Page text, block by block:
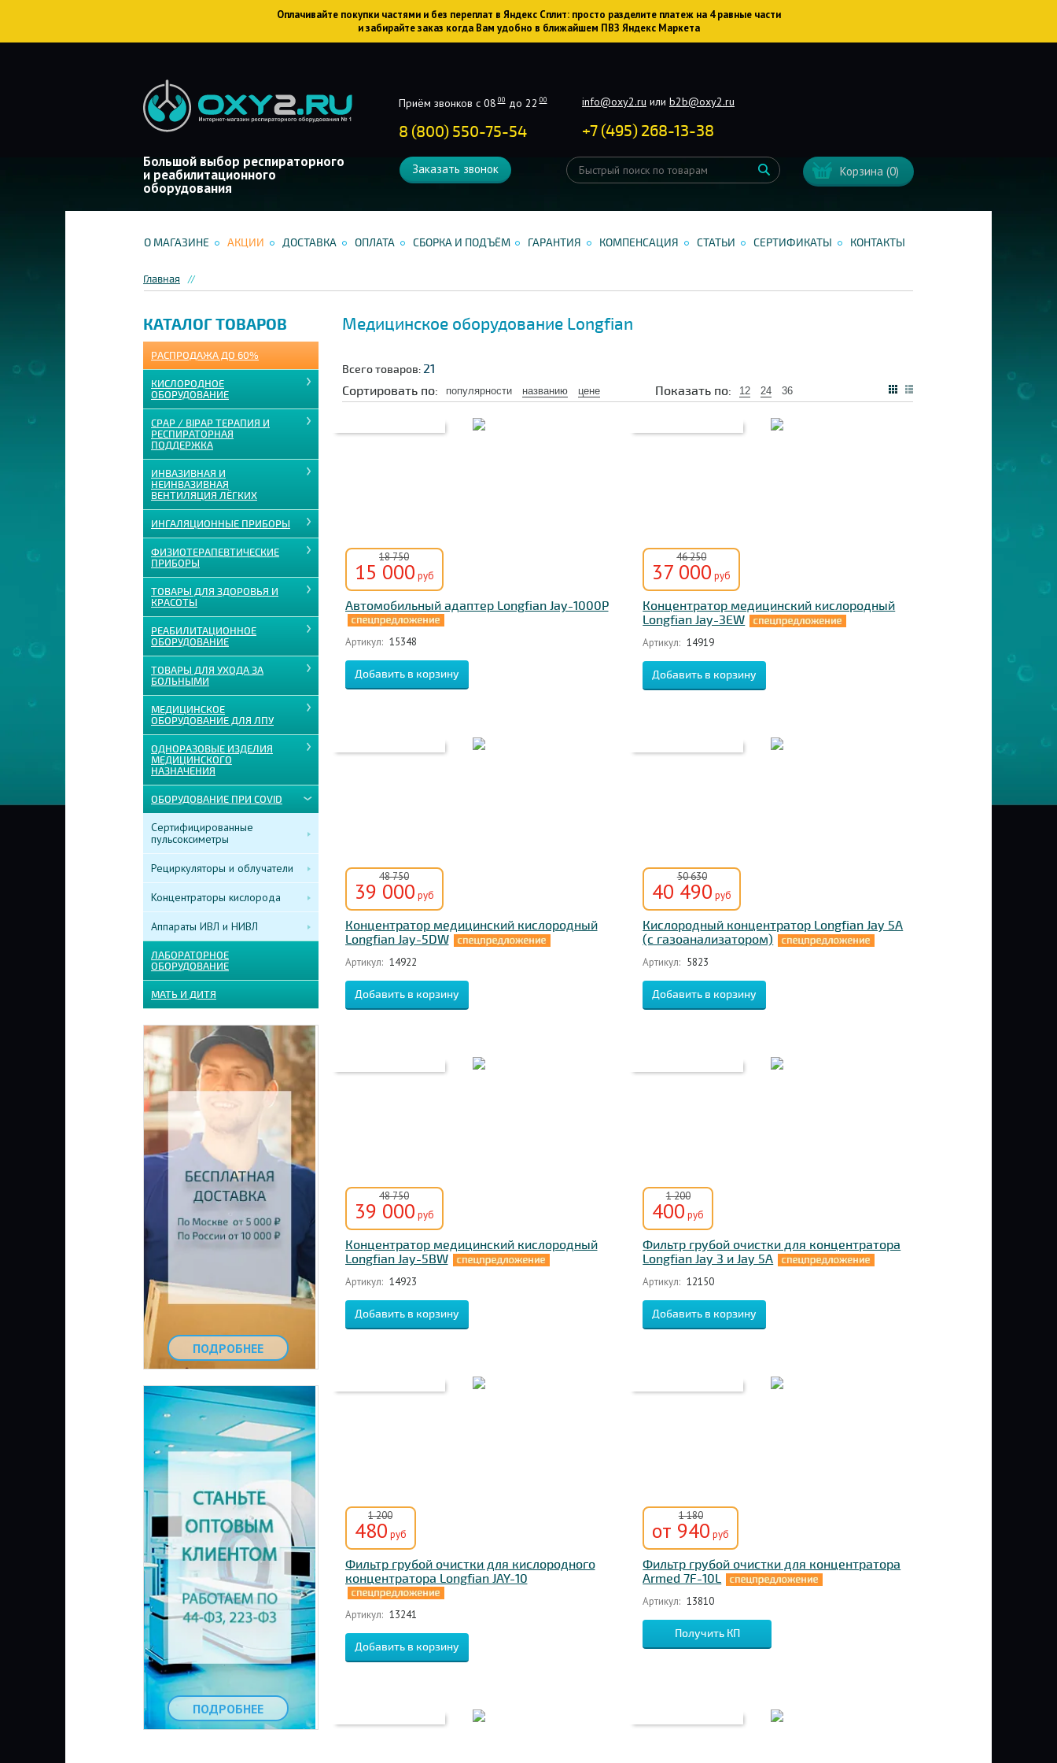
Оплачивайте покупки частями и без переплат в Яндекс Сплит: просто разделите платеж на 4 равные части
и забирайте заказ когда Вам удобно в ближайшем ПВЗ Яндекс Маркета
Большой выбор респираторного
и реабилитационного
оборудования
Приём звонков с 08 00до 22 00
8 (800) 550-75-54
info@oxy2.ru илиb2b@oxy2.ru
+7 (495) 268-13-38
Заказать звонок Корзина(0)
О МАГАЗИНЕ АКЦИИ ДОСТАВКА ОПЛАТА СБОРКА И ПОДЪЁМ ГАРАНТИЯ КОМПЕНСАЦИЯ СТАТЬИ СЕРТИФИКАТЫ КОНТАКТЫ
Главная
КАТАЛОГ ТОВАРОВ
РАСПРОДАЖА ДО 60%
КИСЛОРОДНОЕ
ОБОРУДОВАНИЕ
CPAP / BIPAP ТЕРАПИЯ И
РЕСПИРАТОРНАЯ
ПОДДЕРЖКА
ИНВАЗИВНАЯ И
НЕИНВАЗИВНАЯ
ВЕНТИЛЯЦИЯ ЛЁГКИХ
ИНГАЛЯЦИОННЫЕ ПРИБОРЫ
ФИЗИОТЕРАПЕВТИЧЕСКИЕ
ПРИБОРЫ
ТОВАРЫ ДЛЯ ЗДОРОВЬЯ И
КРАСОТЫ
РЕАБИЛИТАЦИОННОЕ
ОБОРУДОВАНИЕ
ТОВАРЫ ДЛЯ УХОДА ЗА
БОЛЬНЫМИ
МЕДИЦИНСКОЕ
ОБОРУДОВАНИЕ ДЛЯ ЛПУ
ОДНОРАЗОВЫЕ ИЗДЕЛИЯ
МЕДИЦИНСКОГО
НАЗНАЧЕНИЯ
ОБОРУДОВАНИЕ ПРИ COVID
Сертифицированные
пульсоксиметры
Рециркуляторы и облучатели
Концентраторы кислорода
Аппараты ИВЛ и НИВЛ
ЛАБОРАТОРНОЕ
ОБОРУДОВАНИЕ
МАТЬ И ДИТЯ
ПОДРОБНЕЕ
ПОДРОБНЕЕ
Медицинское оборудование Longfian
Всего товаров:21
Сортировать по:
популярности названию цене Показать по: 12 24 36
18 750
15 000 руб
Автомобильный адаптер Longfian Jay-1000P
Артикул: 15348
46 250
37 000 руб
Концентратор медицинский кислородный
Longfian Jay-3EW
Артикул: 14919
48 750
39 000 руб
Концентратор медицинский кислородный
Longfian Jay-5DW
Артикул: 14922
50 630
40 490 руб
Кислородный концентратор Longfian Jay 5A
(с газоанализатором)
Артикул: 5823
48 750
39 000 руб
Концентратор медицинский кислородный
Longfian Jay-5BW
Артикул: 14923
1 200
400 руб
Фильтр грубой очистки для концентратора
Longfian Jay 3 и Jay 5A
Артикул: 12150
1 200
480 руб
Фильтр грубой очистки для кислородного
концентратора Longfian JAY-10
Артикул: 13241
1 180
от 940 руб
Фильтр грубой очистки для концентратора
Armed 7F-10L
Артикул: 13810
Получить КП